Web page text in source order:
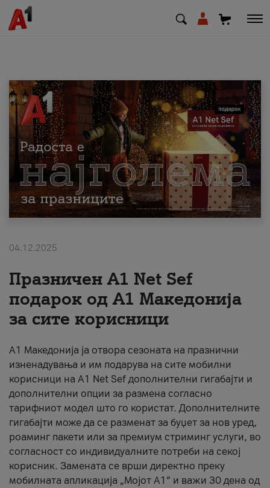
МК EN SQ
Приватни Деловни
Поддршка
Надополни кредит
За нас
#ПодобарОнлајн
04.12.2025
Празничен A1 Net Sеf
подарок од А1 Македонија
за сите корисници
А1 Македонија ја отвора сезоната на празнични
изненадувања и им подарува на сите мобилни
корисници на A1 Net Sef дополнителни гигабајти и
дополнителни опции за размена согласно
тарифниот модел што го користат. Дополнителните
гигабајти може да се разменат за буџет за нов уред,
роаминг пакети или за премиум стриминг услуги, во
согласност со индивидуалните потреби на секој
корисник. Замената се врши директно преку
мобилната апликација „Мојот А1“ и важи 30 дена од